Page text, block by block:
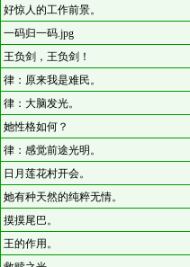
好惊人的工作前景。
一码归一码.jpg
王负剑，王负剑！
律：原来我是难民。
律：大脑发光。
她性格如何？
律：感觉前途光明。
日月莲花村开会。
她有种天然的纯粹无情。
摸摸尾巴。
王的作用。